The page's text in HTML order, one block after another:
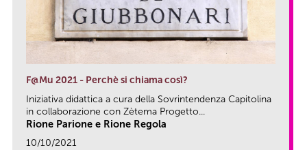
F@Mu 2021 - Perchè si chiama così?
Iniziativa didattica a cura della Sovrintendenza Capitolina
in collaborazione con Zètema Progetto...
Rione Parione e Rione Regola
10/10/2021